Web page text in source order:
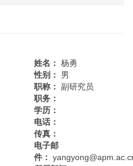
姓名： 杨勇
性别：
男
职称： 副研究员
职务：
学历：
电话：
传真：
电子邮
件：